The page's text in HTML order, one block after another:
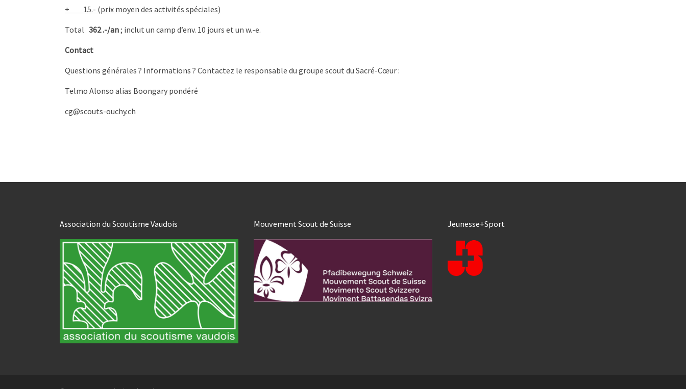
+ 15.- (prix moyen des activités spéciales)
Total 362.-/an; inclut un camp d’env. 10 jours et un w.-e.
Contact
Questions générales ? Informations ? Contactez le responsable du groupe scout du Sacré-Cœur :
Telmo Alonso alias Boongary pondéré
cg@scouts-ouchy.ch
Association du Scoutisme Vaudois Mouvement Scout de Suisse Jeunesse+Sport